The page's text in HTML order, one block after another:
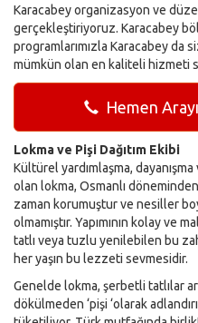
Karacabey organizasyon ve
gerçekleştiriyoruz. Karacabey
programlarımızla Karacabey da
mümkün olan en kaliteli hizmeti
Hemen
Lokma ve Pişi Dağıtım Ekibi
Kültürel yardımlaşma,
olan lokma, Osmanlı
zaman korumuştur ve nesiller
olmamıştır. Yapımının kolay ve
tatlı veya tuzlu yenilebilen bu
her yaşın bu lezzeti sevmesidir.
Genelde lokma, şerbetli tatlılar
dökülmeden ‘pişi ‘olarak